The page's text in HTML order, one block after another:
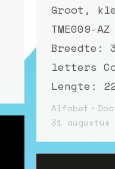
Groot,
TME009-
Breedte:
letters
Lengte:
Alfabet
31 augustus